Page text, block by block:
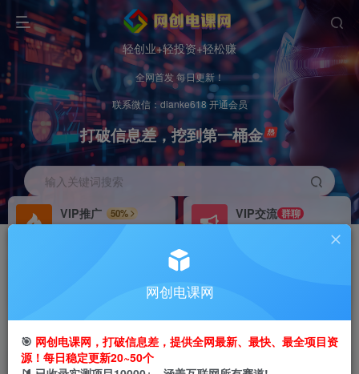
轻创业+轻投资+轻松赚
全网首发 每日更新！
联系微信：dianke618 开通会员
打破信息差，挖到第一桶金
输入关键词搜索
VIP推广
50%
VIP交流 群聊
研究探讨更多创业项目路子。
搭建同款网站，自己当老板
抖音直播无限撸音浪，简单可复制，偏门玩法，日
网创电课网
🎯 网创电课网，打破信息差，提供全网最新、最快、最全项目资
源！每日稳定更新20~50个